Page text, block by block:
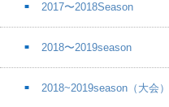
2017〜2018Season
2018〜2019season
2018~2019season（大会）